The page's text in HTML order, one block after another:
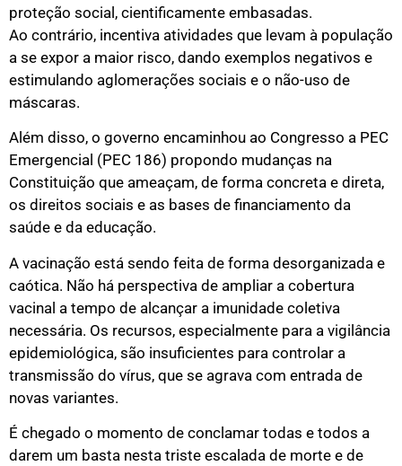
proteção social, cientificamente embasadas.
Ao contrário, incentiva atividades que levam à população
a se expor a maior risco, dando exemplos negativos e
estimulando aglomerações sociais e o não-uso de
máscaras.
Além disso, o governo encaminhou ao Congresso a PEC
Emergencial (PEC 186) propondo mudanças na
Constituição que ameaçam, de forma concreta e direta,
os direitos sociais e as bases de financiamento da
saúde e da educação.
A vacinação está sendo feita de forma desorganizada e
caótica. Não há perspectiva de ampliar a cobertura
vacinal a tempo de alcançar a imunidade coletiva
necessária. Os recursos, especialmente para a vigilância
epidemiológica, são insuficientes para controlar a
transmissão do vírus, que se agrava com entrada de
novas variantes.
É chegado o momento de conclamar todas e todos a
darem um basta nesta triste escalada de morte e de